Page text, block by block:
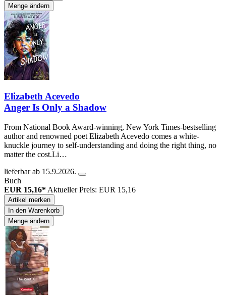
Menge ändern
Elizabeth Acevedo
Anger Is Only a Shadow
From National Book Award-winning, New York Times-bestselling
author and renowned poet Elizabeth Acevedo comes a white-
knuckle journey to self-understanding and doing the right thing, no
matter the cost.Li…
lieferbar ab 15.9.2026.
Buch
EUR 15,16* Aktueller Preis: EUR 15,16
Artikel merken
In den Warenkorb
Menge ändern